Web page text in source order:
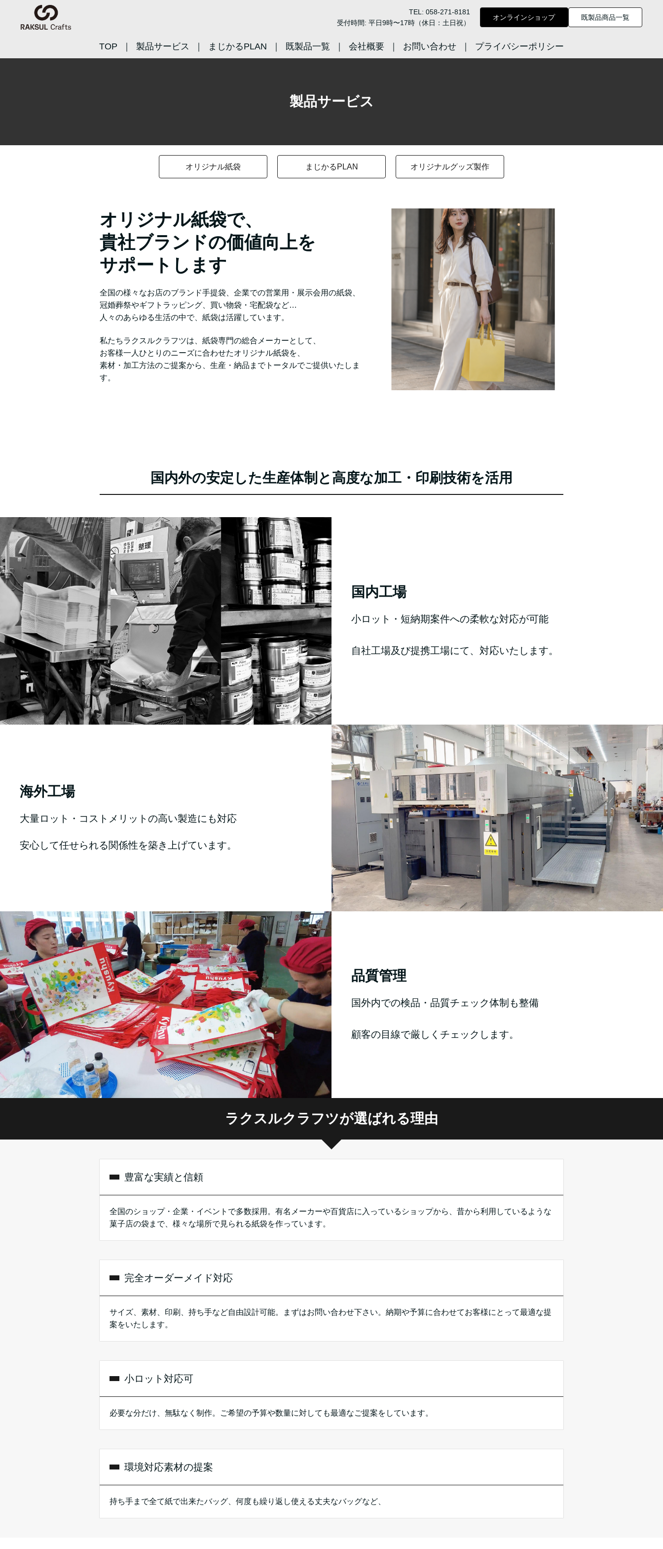
TEL: 058-271-8181
受付時間: 平日9時〜17時（休日：土日祝）
オンラインショップ 既製品商品一覧
TOP 製品サービス まじかるPLAN 既製品一覧 会社概要 お問い合わせ プライバシーポリシー
製品サービス
オリジナル紙袋 まじかるPLAN オリジナルグッズ製作
オリジナル紙袋で、
貴社ブランドの価値向上を
サポートします
全国の様々なお店のブランド手提袋、企業での営業用・展示会用の紙袋、
冠婚葬祭やギフトラッピング、買い物袋・宅配袋など…
人々のあらゆる生活の中で、紙袋は活躍しています。
私たちラクスルクラフツは、紙袋専門の総合メーカーとして、
お客様一人ひとりのニーズに合わせたオリジナル紙袋を、
素材・加工方法のご提案から、生産・納品までトータルでご提供いたしま
す。
国内外の安定した生産体制と高度な加工・印刷技術を活用
国内工場
小ロット・短納期案件への柔軟な対応が可能
自社工場及び提携工場にて、対応いたします。
海外工場
大量ロット・コストメリットの高い製造にも対応
安心して任せられる関係性を築き上げています。
品質管理
国外内での検品・品質チェック体制も整備
顧客の目線で厳しくチェックします。
ラクスルクラフツが選ばれる理由
豊富な実績と信頼
全国のショップ・企業・イベントで多数採用。有名メーカーや百貨店に入っているショップから、昔から利用しているような
菓子店の袋まで、様々な場所で見られる紙袋を作っています。
完全オーダーメイド対応
サイズ、素材、印刷、持ち手など自由設計可能。まずはお問い合わせ下さい。納期や予算に合わせてお客様にとって最適な提
案をいたします。
小ロット対応可
必要な分だけ、無駄なく制作。ご希望の予算や数量に対しても最適なご提案をしています。
環境対応素材の提案
持ち手まで全て紙で出来たバッグ、何度も繰り返し使える丈夫なバッグなど、